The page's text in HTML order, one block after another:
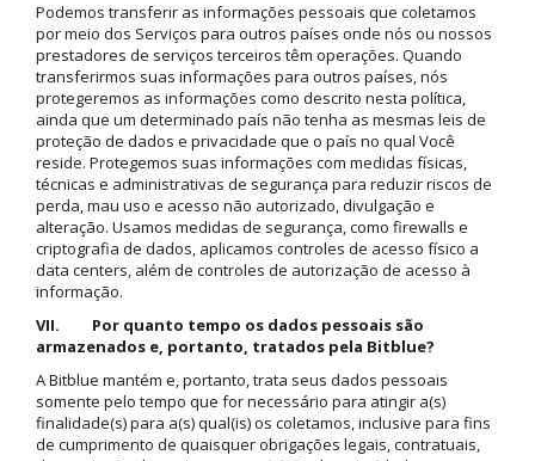
Podemos transferir as informações pessoais que coletamos
por meio dos Serviços para outros países onde nós ou nossos
prestadores de serviços terceiros têm operações. Quando
transferirmos suas informações para outros países, nós
protegeremos as informações como descrito nesta política,
ainda que um determinado país não tenha as mesmas leis de
proteção de dados e privacidade que o país no qual Você
reside. Protegemos suas informações com medidas físicas,
técnicas e administrativas de segurança para reduzir riscos de
perda, mau uso e acesso não autorizado, divulgação e
alteração. Usamos medidas de segurança, como firewalls e
criptografia de dados, aplicamos controles de acesso físico a
data centers, além de controles de autorização de acesso à
informação.
VII. Por quanto tempo os dados pessoais são
armazenados e, portanto, tratados pela Bitblue?
A Bitblue mantém e, portanto, trata seus dados pessoais
somente pelo tempo que for necessário para atingir a(s)
finalidade(s) para a(s) qual(is) os coletamos, inclusive para fins
de cumprimento de quaisquer obrigações legais, contratuais,